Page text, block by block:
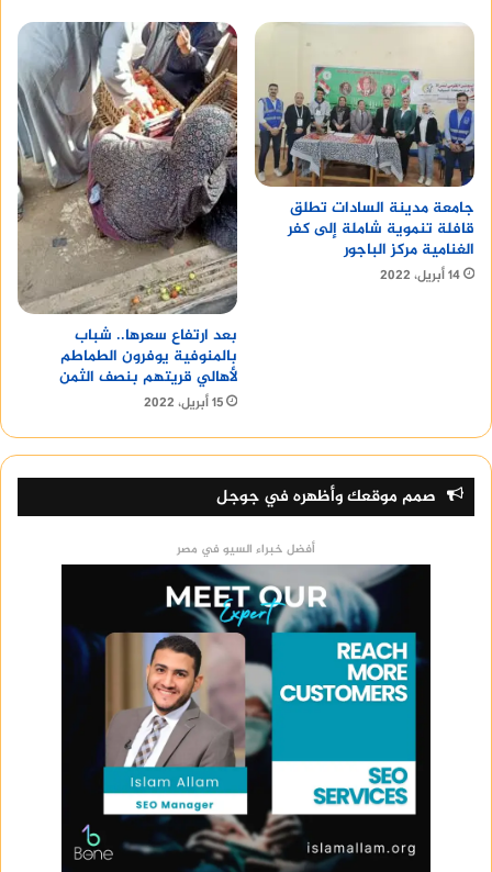
جامعة مدينة السادات تطلق
قافلة تنموية شاملة إلى كفر
الغنامية مركز الباجور
14 أبريل، 2022
بعد ارتفاع سعرها.. شباب
بالمنوفية يوفرون الطماطم
لأهالي قريتهم بنصف الثمن
15 أبريل، 2022
صمم موقعك وأظهره في جوجل
أفضل خبراء السيو في مصر